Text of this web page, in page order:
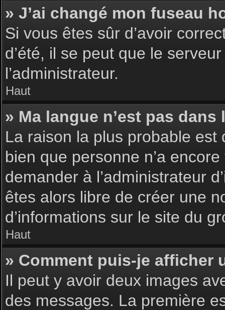
» J’ai changé mon fuseau
Si vous êtes sûr d’avoir
d’été, il se peut que le
l’administrateur.
Haut
» Ma langue n’est pas dans
La raison la plus probable est
bien que personne n’a
demander à l’administrateur
êtes alors libre de créer une
d’informations sur le site du
Haut
» Comment puis-je afficher
Il peut y avoir deux images
des messages. La première